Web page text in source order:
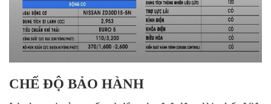
CHẾ ĐỘ BẢO HÀNH